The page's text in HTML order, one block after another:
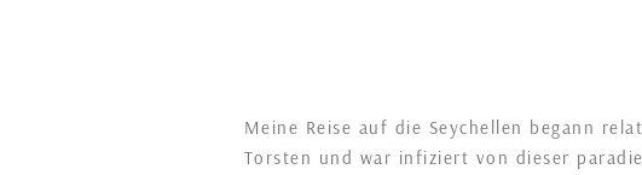
Meine Reise auf die Seychellen begann
Torsten und war infiziert von dieser